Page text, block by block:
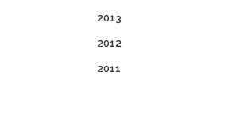
2013
2012
2011